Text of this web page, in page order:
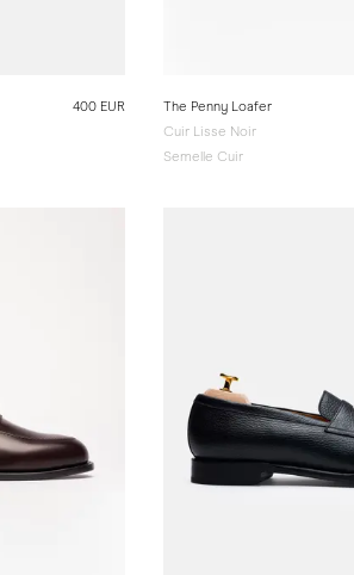
400 EUR
The Penny Loafer
Cuir Lisse Noir
Semelle Cuir